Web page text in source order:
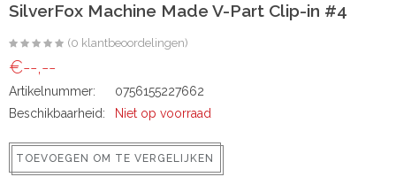
in
SilverFox Machine Made V-Part Clip-in #4
(0 klantbeoordelingen)
€--,--
Artikelnummer:
0756155227662
Beschikbaarheid:
Niet op voorraad
TOEVOEGEN OM TE VERGELIJKEN